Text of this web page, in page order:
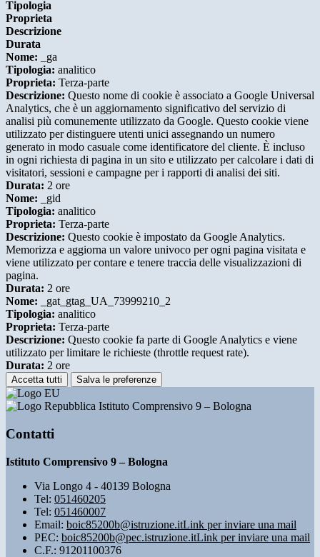
Tipologia
Proprieta
Descrizione
Durata
Nome: _ga
Tipologia: analitico
Proprieta: Terza-parte
Descrizione: Questo nome di cookie è associato a Google Universal
Analytics, che è un aggiornamento significativo del servizio di
analisi più comunemente utilizzato da Google. Questo cookie viene
utilizzato per distinguere utenti unici assegnando un numero
generato in modo casuale come identificatore del cliente. È incluso
in ogni richiesta di pagina in un sito e utilizzato per calcolare i dati di
visitatori, sessioni e campagne per i rapporti di analisi dei siti.
Durata: 2 ore
Nome: _gid
Tipologia: analitico
Proprieta: Terza-parte
Descrizione: Questo cookie è impostato da Google Analytics.
Memorizza e aggiorna un valore univoco per ogni pagina visitata e
viene utilizzato per contare e tenere traccia delle visualizzazioni di
pagina.
Durata: 2 ore
Nome: _gat_gtag_UA_73999210_2
Tipologia: analitico
Proprieta: Terza-parte
Descrizione: Questo cookie fa parte di Google Analytics e viene
utilizzato per limitare le richieste (throttle request rate).
Durata: 2 ore
Accetta tutti Salva le preferenze
Istituto Comprensivo 9 – Bologna
Contatti
Istituto Comprensivo 9 – Bologna
Via Longo 4 - 40139 Bologna
Tel: 051460205
Tel: 051460007
Email: boic85200b@istruzione.itLink per inviare una mail
PEC: boic85200b@pec.istruzione.itLink per inviare una mail
C.F.: 91201100376